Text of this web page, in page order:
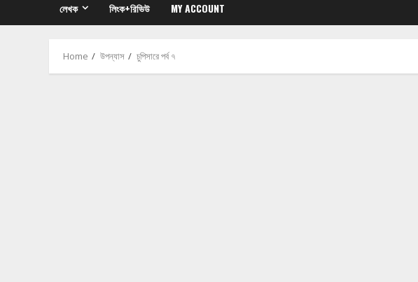
লেখক লিংক+রিভিউ MY ACCOUNT
Home উপন্যাস চুপিসারে পর্ব ৭